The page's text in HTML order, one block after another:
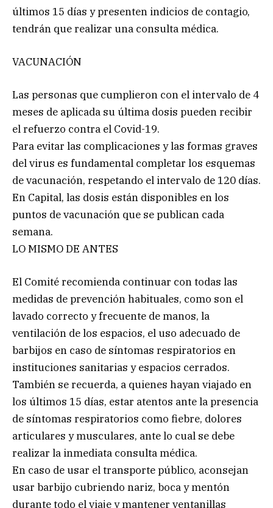
últimos 15 días y presenten indicios de contagio,
tendrán que realizar una consulta médica.
VACUNACIÓN
Las personas que cumplieron con el intervalo de 4
meses de aplicada su última dosis pueden recibir
el refuerzo contra el Covid-19.
Para evitar las complicaciones y las formas graves
del virus es fundamental completar los esquemas
de vacunación, respetando el intervalo de 120 días.
En Capital, las dosis están disponibles en los
puntos de vacunación que se publican cada
semana.
LO MISMO DE ANTES
El Comité recomienda continuar con todas las
medidas de prevención habituales, como son el
lavado correcto y frecuente de manos, la
ventilación de los espacios, el uso adecuado de
barbijos en caso de síntomas respiratorios en
instituciones sanitarias y espacios cerrados.
También se recuerda, a quienes hayan viajado en
los últimos 15 días, estar atentos ante la presencia
de síntomas respiratorios como fiebre, dolores
articulares y musculares, ante lo cual se debe
realizar la inmediata consulta médica.
En caso de usar el transporte público, aconsejan
usar barbijo cubriendo nariz, boca y mentón
durante todo el viaje y mantener ventanillas